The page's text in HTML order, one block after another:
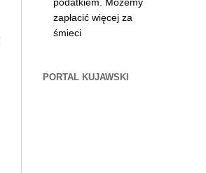
zapłacić więcej za
śmieci
PORTAL KUJAWSKI